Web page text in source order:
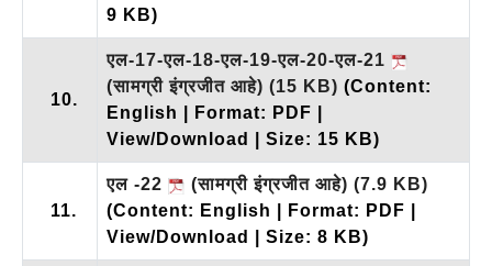
9 KB)
10.
एल-17-एल-18-एल-19-एल-20-एल-21
(सामग्री इंग्रजीत आहे) (15 KB) (Content:
English | Format: PDF |
View/Download | Size: 15 KB)
11.
एल -22 (सामग्री इंग्रजीत आहे) (7.9 KB)
(Content: English | Format: PDF |
View/Download | Size: 8 KB)